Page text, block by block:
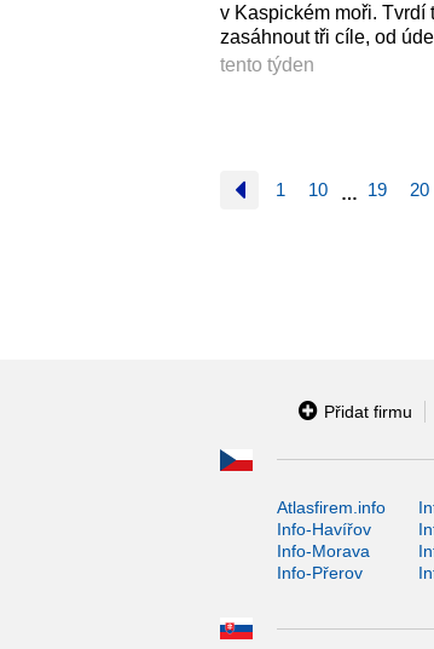
v Kaspickém moři. Tvrdí
zasáhnout tři cíle, od
tento týden
1 10 … 19 20
Přidat firmu
Atlasfirem.info
Info-Havířov
Info-Morava
Info-Přerov